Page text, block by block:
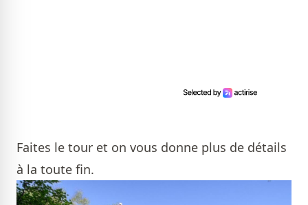
Faites le tour et on vous donne plus de détails
à la toute fin.